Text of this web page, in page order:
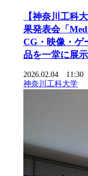
【神奈川工科
果発表会「
CG・映像・ゲ
品を一堂に展
2026.02.04 11:30
神奈川工科大学